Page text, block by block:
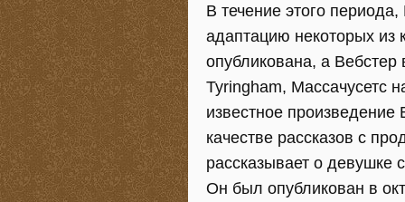
В течение этого
адаптацию некоторых из
опубликована, а
Tyringham, Массачусетс
известное
качестве рассказов с
рассказывает о
Он был опубликован в